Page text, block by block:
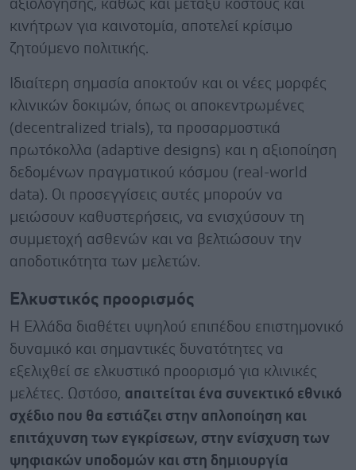
αξιολόγησης, καθώς και μεταξύ κόστους και
κινήτρων για καινοτομία, αποτελεί κρίσιμο
ζητούμενο πολιτικής.
Ιδιαίτερη σημασία αποκτούν και οι νέες μορφές
κλινικών δοκιμών, όπως οι αποκεντρωμένες
(decentralized trials), τα προσαρμοστικά
πρωτόκολλα (adaptive designs) και η αξιοποίηση
δεδομένων πραγματικού κόσμου (real-world
data). Οι προσεγγίσεις αυτές μπορούν να
μειώσουν καθυστερήσεις, να ενισχύσουν τη
συμμετοχή ασθενών και να βελτιώσουν την
αποδοτικότητα των μελετών.
Ελκυστικός προορισμός
Η Ελλάδα διαθέτει υψηλού επιπέδου επιστημονικό
δυναμικό και σημαντικές δυνατότητες να
εξελιχθεί σε ελκυστικό προορισμό για κλινικές
μελέτες. Ωστόσο, απαιτείται ένα συνεκτικό εθνικό
σχέδιο που θα εστιάζει στην απλοποίηση και
επιτάχυνση των εγκρίσεων, στην ενίσχυση των
ψηφιακών υποδομών και στη δημιουργία